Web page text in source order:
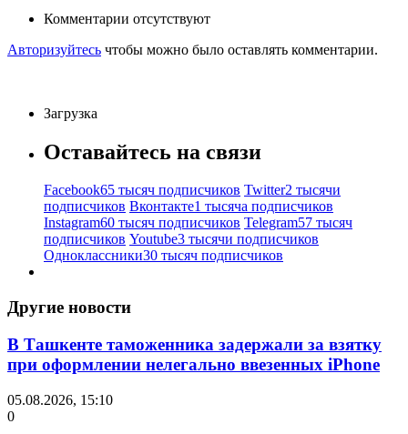
Комментарии отсутствуют
Авторизуйтесь чтобы можно было оставлять комментарии.
Загрузка
Оставайтесь на связи
Facebook65 тысяч подписчиков Twitter2 тысячи
подписчиков Вконтакте1 тысяча подписчиков
Instagram60 тысяч подписчиков Telegram57 тысяч
подписчиков Youtube3 тысячи подписчиков
Одноклассники30 тысяч подписчиков
Другие новости
В Ташкенте таможенника задержали за взятку
при оформлении нелегально ввезенных iPhone
05.08.2026, 15:10
0